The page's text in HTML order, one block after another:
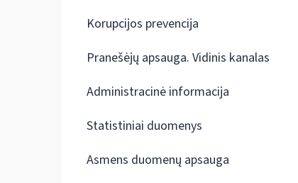
Korupcijos prevencija
Pranešėjų apsauga. Vidinis kanalas
Administracinė informacija
Statistiniai duomenys
Asmens duomenų apsauga